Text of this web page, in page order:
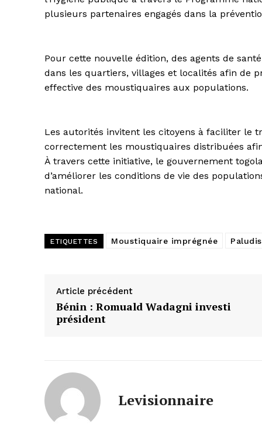
plusieurs partenaires engagés dans la
Pour cette nouvelle édition, des agents de
dans les quartiers, villages et localités afin de
effective des moustiquaires aux populations.
Les autorités invitent les citoyens à faciliter le
correctement les moustiquaires distribuées
À travers cette initiative, le gouvernement
d’améliorer les conditions de vie des
national.
ETIQUETTES Moustiquaire imprégnée
Article précédent
Bénin : Romuald Wadagni investi
président
Levisionnaire